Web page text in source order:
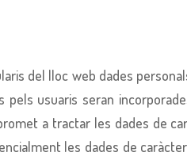
del lloc web dades
usuaris seran
a tractar les dades de
les dades de